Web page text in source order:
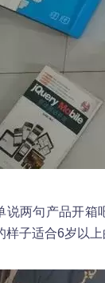
说两句产品开箱
样子适合6岁以上